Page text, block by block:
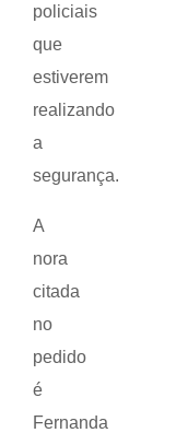
policiais
que
estiverem
realizando
a
segurança.
A
nora
citada
no
pedido
é
Fernanda